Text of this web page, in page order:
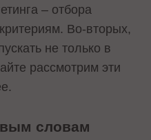
– отбора
Во-вторых,
не только в
рассмотрим эти
словам